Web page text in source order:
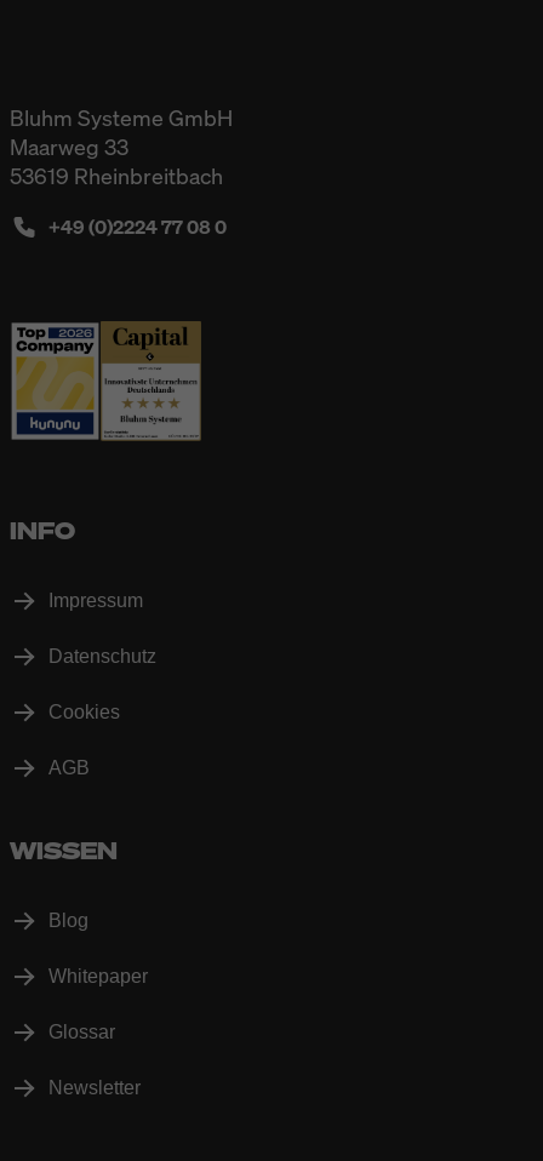
Bluhm Systeme GmbH
Maarweg 33
53619 Rheinbreitbach
+49 (0)2224 77 08 0
INFO
Impressum
Datenschutz
Cookies
AGB
WISSEN
Blog
Whitepaper
Glossar
Newsletter